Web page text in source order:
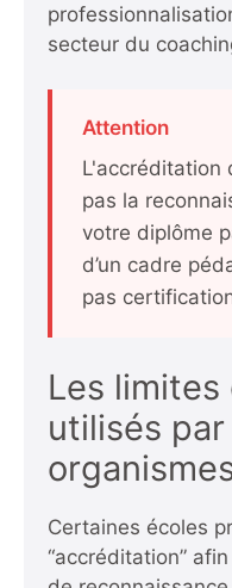
secteur du
Attention
L'accréditation
pas la
votre diplôme
d’un cadre
pas
Les limites
utilisés
Certaines écoles
“accréditation”